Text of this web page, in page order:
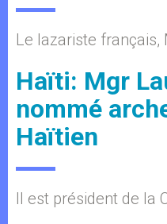
Le lazariste
Haïti: Mgr
nommé
Haïtien
Il est président de la